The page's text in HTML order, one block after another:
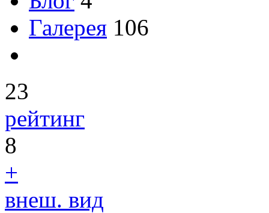
Галерея 106
23
рейтинг
8
+
внеш. вид